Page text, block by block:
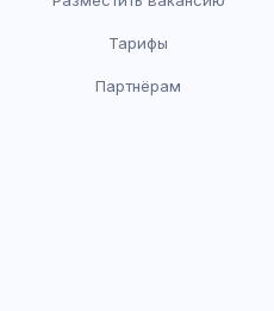
Тарифы
Партнёрам
DriveJob.